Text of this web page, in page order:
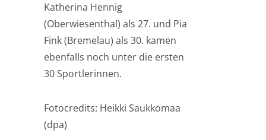
Katherina Hennig
(Oberwiesenthal) als 27. und Pia
Fink (Bremelau) als 30. kamen
ebenfalls noch unter die ersten
30 Sportlerinnen.
Fotocredits: Heikki Saukkomaa
(dpa)